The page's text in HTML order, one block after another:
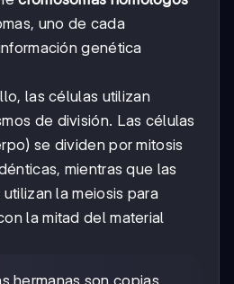
uno de cada
genética
las células utilizan
de división. Las células
se dividen por mitosis
mientras que las
la meiosis para
la mitad del material